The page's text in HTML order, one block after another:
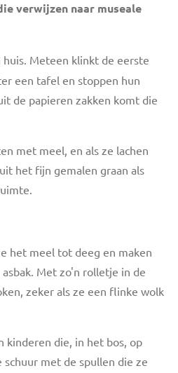
verwijzen naar museale
Meteen klinkt de eerste
een tafel en stoppen hun
de papieren zakken komt die
met meel, en als ze lachen
het fijn gemalen graan als
het meel tot deeg en maken
Met zo'n rolletje in de
zeker als ze een flinke wolk
kinderen die, in het bos, op
met de spullen die ze